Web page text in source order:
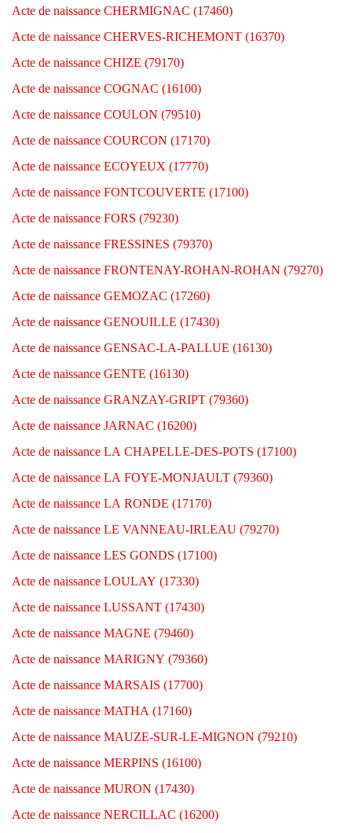
Acte de naissance CHERMIGNAC (17460)
Acte de naissance CHERVES-RICHEMONT (16370)
Acte de naissance CHIZE (79170)
Acte de naissance COGNAC (16100)
Acte de naissance COULON (79510)
Acte de naissance COURCON (17170)
Acte de naissance ECOYEUX (17770)
Acte de naissance FONTCOUVERTE (17100)
Acte de naissance FORS (79230)
Acte de naissance FRESSINES (79370)
Acte de naissance FRONTENAY-ROHAN-ROHAN (79270)
Acte de naissance GEMOZAC (17260)
Acte de naissance GENOUILLE (17430)
Acte de naissance GENSAC-LA-PALLUE (16130)
Acte de naissance GENTE (16130)
Acte de naissance GRANZAY-GRIPT (79360)
Acte de naissance JARNAC (16200)
Acte de naissance LA CHAPELLE-DES-POTS (17100)
Acte de naissance LA FOYE-MONJAULT (79360)
Acte de naissance LA RONDE (17170)
Acte de naissance LE VANNEAU-IRLEAU (79270)
Acte de naissance LES GONDS (17100)
Acte de naissance LOULAY (17330)
Acte de naissance LUSSANT (17430)
Acte de naissance MAGNE (79460)
Acte de naissance MARIGNY (79360)
Acte de naissance MARSAIS (17700)
Acte de naissance MATHA (17160)
Acte de naissance MAUZE-SUR-LE-MIGNON (79210)
Acte de naissance MERPINS (16100)
Acte de naissance MURON (17430)
Acte de naissance NERCILLAC (16200)